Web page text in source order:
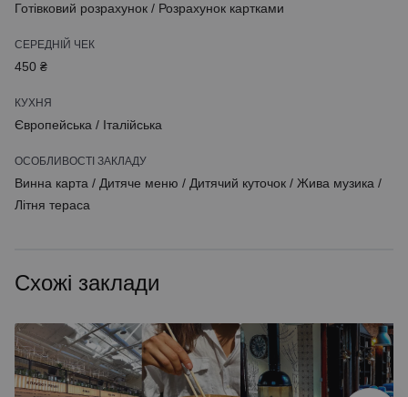
Готівковий розрахунок / Розрахунок картками
СЕРЕДНІЙ ЧЕК
450 ₴
КУХНЯ
Європейська / Італійська
ОСОБЛИВОСТІ ЗАКЛАДУ
Винна карта / Дитяче меню / Дитячий куточок / Жива музика /
Літня тераса
Схожі заклади